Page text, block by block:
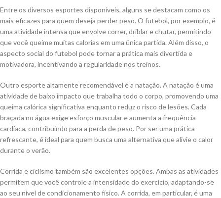
Entre os diversos esportes disponíveis, alguns se destacam como os
mais eficazes para quem deseja perder peso. O futebol, por exemplo, é
uma atividade intensa que envolve correr, driblar e chutar, permitindo
que você queime muitas calorias em uma única partida. Além disso, o
aspecto social do futebol pode tornar a prática mais divertida e
motivadora, incentivando a regularidade nos treinos.
Outro esporte altamente recomendável é a natação. A natação é uma
atividade de baixo impacto que trabalha todo o corpo, promovendo uma
queima calórica significativa enquanto reduz o risco de lesões. Cada
braçada no água exige esforço muscular e aumenta a frequência
cardíaca, contribuindo para a perda de peso. Por ser uma prática
refrescante, é ideal para quem busca uma alternativa que alivie o calor
durante o verão.
Corrida e ciclismo também são excelentes opções. Ambas as atividades
permitem que você controle a intensidade do exercício, adaptando-se
ao seu nível de condicionamento físico. A corrida, em particular, é uma